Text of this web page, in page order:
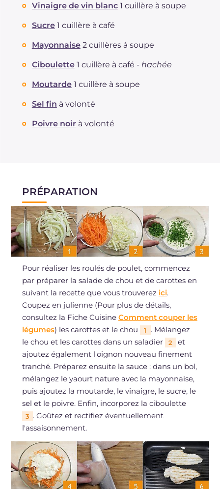
Vinaigre de vin blanc 1 cuillère à soupe
Sucre 1 cuillère à café
Mayonnaise 2 cuillères à soupe
Ciboulette 1 cuillère à café - hachée
Moutarde 1 cuillère à soupe
Sel fin à volonté
Poivre noir à volonté
PRÉPARATION
Pour réaliser les roulés de poulet, commencez
par préparer la salade de chou et de carottes en
suivant la recette que vous trouverez ici.
Coupez en julienne (Pour plus de détails,
consultez la Fiche Cuisine Comment couper les
légumes) les carottes et le chou 1
. Mélangez
le chou et les carottes dans un saladier
2
et
ajoutez également l'oignon nouveau finement
tranché. Préparez ensuite la sauce : dans un bol,
mélangez le yaourt nature avec la mayonnaise,
puis ajoutez la moutarde, le vinaigre, le sucre, le
sel et le poivre. Enfin, incorporez la ciboulette
3 . Goûtez et rectifiez éventuellement
l'assaisonnement.